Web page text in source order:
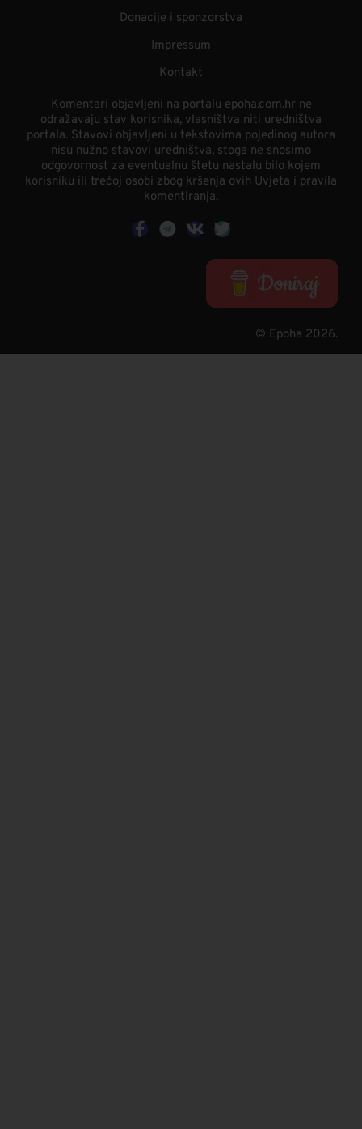
Donacije i sponzorstva
Impressum
Kontakt
Komentari objavljeni na portalu epoha.com.hr ne
odražavaju stav korisnika, vlasništva niti uredništva
portala. Stavovi objavljeni u tekstovima pojedinog autora
nisu nužno stavovi uredništva, stoga ne snosimo
odgovornost za eventualnu štetu nastalu bilo kojem
korisniku ili trećoj osobi zbog kršenja ovih Uvjeta i pravila
komentiranja.
© Epoha 2026.